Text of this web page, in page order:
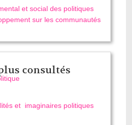
et social des politiques
sur les communautés
consultés
et imaginaires politiques